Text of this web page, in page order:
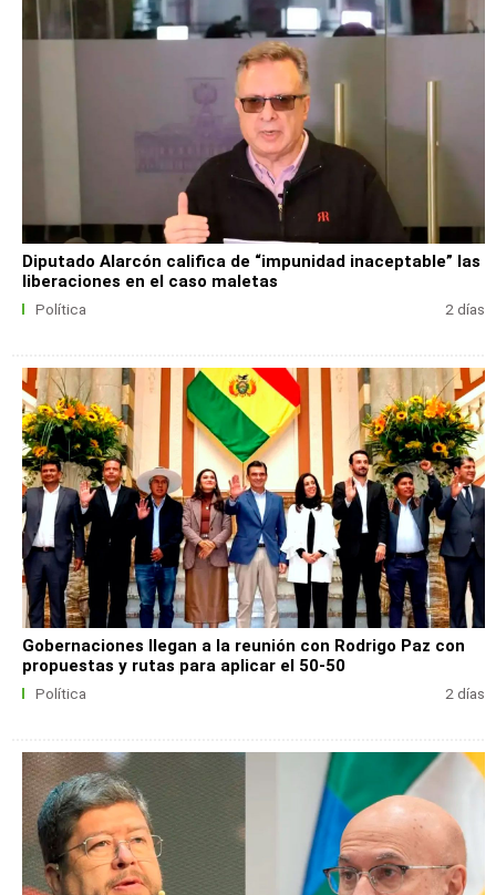
Diputado Alarcón califica de “impunidad inaceptable” las
liberaciones en el caso maletas
Política 2 días
Gobernaciones llegan a la reunión con Rodrigo Paz con
propuestas y rutas para aplicar el 50-50
Política 2 días